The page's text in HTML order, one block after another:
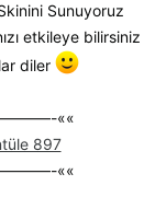
Sunuyoruz
etkileye bilirsiniz
diler
««
897
««